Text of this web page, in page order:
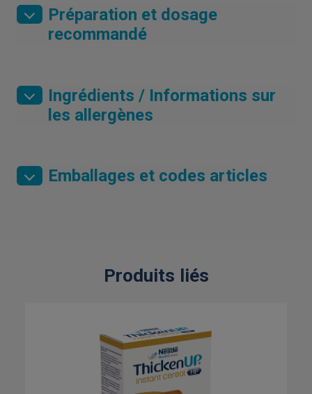
Préparation et dosage
recommandé
Ingrédients / Informations sur
les allergènes
Emballages et codes articles
Produits liés